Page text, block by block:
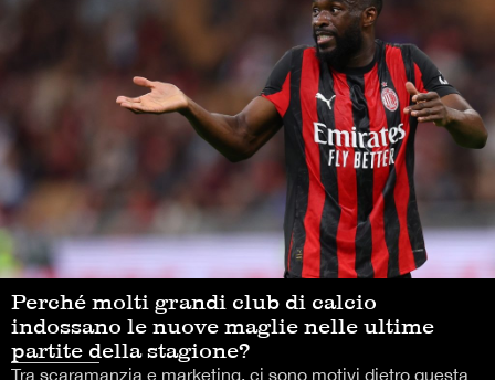
Perché molti grandi club di calcio
indossano le nuove maglie nelle ultime
partite della stagione?
Tra scaramanzia e marketing, ci sono motivi dietro questa